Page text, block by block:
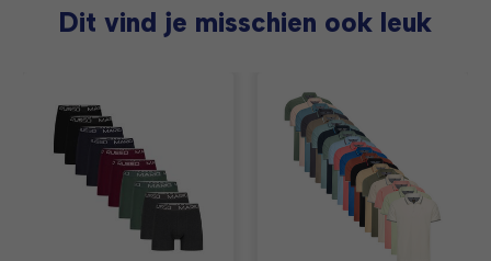
Dit vind je misschien ook leuk